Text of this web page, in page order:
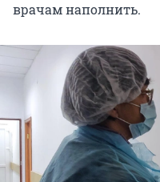
врачам наполнить.